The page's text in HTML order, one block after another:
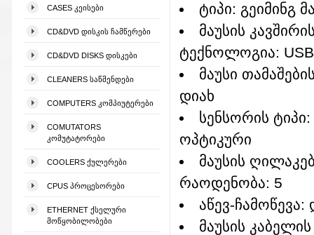
CASES ᲙᲔᲘᲡᲔᲑᲘ
CD&DVD ᲓᲘᲡᲙᲘᲡ ᲩᲐᲛᲬᲔᲠᲔᲑᲘ
CD&DVD DISKS ᲓᲘᲡᲙᲔᲑᲘ
CLEANERS ᲡᲐᲬᲛᲔᲜᲓᲔᲑᲘ
COMPUTERS ᲙᲝᲛᲞᲘᲣᲢᲔᲠᲔᲑᲘ
COMUTATORS
ᲙᲝᲛᲣᲢᲐᲢᲝᲠᲔᲑᲘ
COOLERS ᲥᲣᲚᲔᲠᲔᲑᲘ
CPUS ᲞᲠᲝᲪᲔᲡᲝᲠᲔᲑᲘ
ETHERNET ᲥᲡᲔᲚᲣᲠᲘ
ᲛᲝᲬᲧᲝᲑᲘᲚᲝᲑᲔᲑᲘ
ტიპი: გეიმინგ
მაუსის
ტექნოლოგია: USB
მაუსი
დიახ
სენსორის ტიპი:
ოპტიკური
მაუსის
რაოდენობა: 5
აწევ-ჩამოწევა:
მაუსის